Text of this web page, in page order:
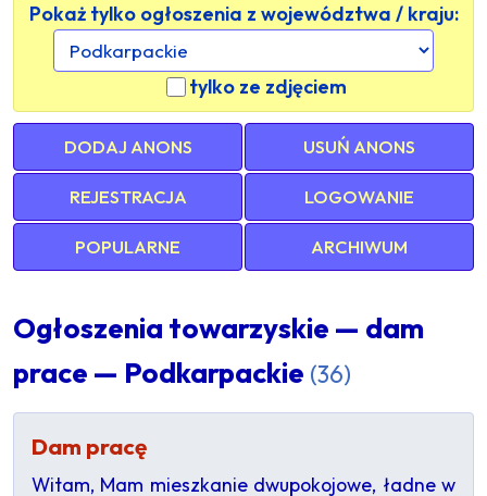
Pokaż tylko ogłoszenia z województwa / kraju:
tylko ze zdjęciem
DODAJ ANONS USUŃ ANONS
REJESTRACJA LOGOWANIE
POPULARNE ARCHIWUM
Ogłoszenia towarzyskie — dam
prace — Podkarpackie (36)
Dam pracę
Witam, Mam mieszkanie dwupokojowe, ładne w